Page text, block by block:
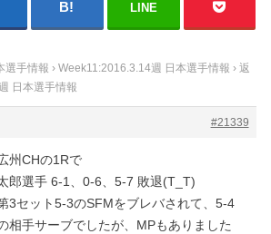
LINE
選手情報 › Week11:2016.3.14週 日本選手情報 › 返
日本選手情報
#21339
州CHの1Rで
郎選手 6-1、0-6、5-7 敗退(T_T)
3セット5-3のSFMをブレバされて、5-4
相手サーブでしたが、MPもありました